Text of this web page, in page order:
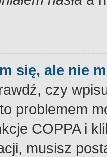
się, ale nie
czy
problemem
COPPA i
musisz